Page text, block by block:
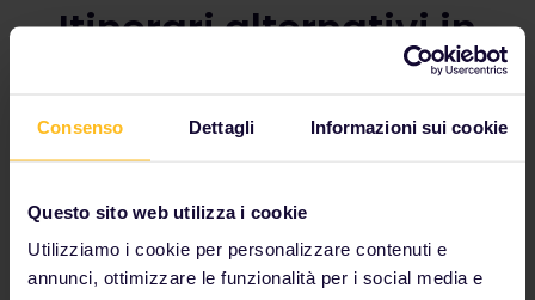
Consenso Dettagli Informazioni sui cookie
Questo sito web utilizza i cookie
Utilizziamo i cookie per personalizzare contenuti e
annunci, ottimizzare le funzionalità per i social media e
Itinerari alternativi in
DA PARIGI AD AMSTERDAM
DA PARIGI A BARCELLONA